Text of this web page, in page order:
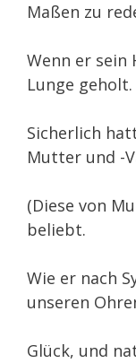
Maßen zu
Wenn er sein
Lunge geholt.
Sicherlich
Mutter und -
(Diese von
beliebt.
Wie er nach
unseren
Glück, und